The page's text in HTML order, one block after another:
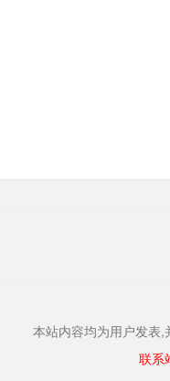
本站内容均为用户发表,
联系